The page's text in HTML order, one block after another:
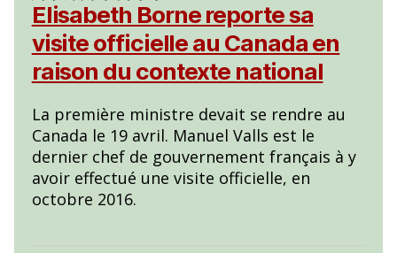
Elisabeth Borne reporte sa
visite officielle au Canada en
raison du contexte national
La première ministre devait se rendre au
Canada le 19 avril. Manuel Valls est le
dernier chef de gouvernement français à y
avoir effectué une visite officielle, en
octobre 2016.